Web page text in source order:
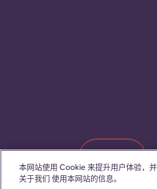
本网站使用 Cookie 来提升用户体验，
关于我们 使用本网站的信息。